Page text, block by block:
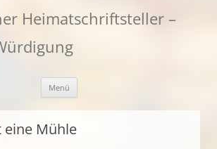
Heimatschriftsteller –
Menü
eine Mühle